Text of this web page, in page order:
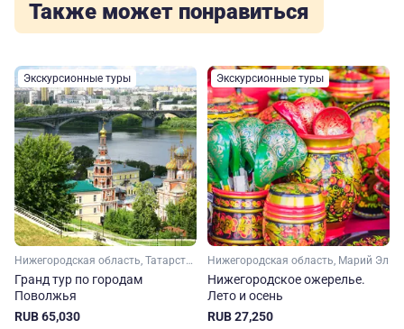
Также может понравиться
Экскурсионные туры
Нижегородская область, Татарстан, Марий Эл, Чувашия
Гранд тур по городам
Поволжья
RUB 65,030
Экскурсионные туры
Нижегородская область, Марий Эл
Нижегородское ожерелье.
Лето и осень
RUB 27,250